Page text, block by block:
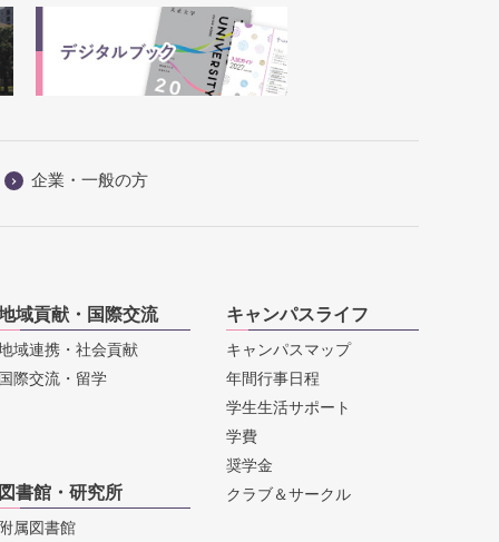
企業・一般の方
域貢献・国際交流
域連携・社会貢献
国際交流・留学
キャンパスライフ
キャンパスマップ
年間行事日程
学生生活サポート
学費
奨学金
クラブ＆サークル
図書館・研究所
属図書館